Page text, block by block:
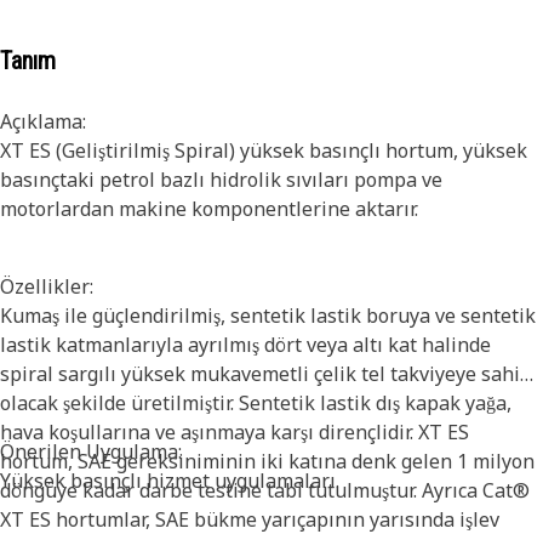
Tanım
Açıklama:
XT ES (Geliştirilmiş Spiral) yüksek basınçlı hortum, yüksek
basınçtaki petrol bazlı hidrolik sıvıları pompa ve
motorlardan makine komponentlerine aktarır.
Özellikler:
Kumaş ile güçlendirilmiş, sentetik lastik boruya ve sentetik
lastik katmanlarıyla ayrılmış dört veya altı kat halinde
spiral sargılı yüksek mukavemetli çelik tel takviyeye sahip
olacak şekilde üretilmiştir. Sentetik lastik dış kapak yağa,
hava koşullarına ve aşınmaya karşı dirençlidir. XT ES
hortum, SAE gereksiniminin iki katına denk gelen 1 milyon
döngüye kadar darbe testine tabi tutulmuştur. Ayrıca Cat®
XT ES hortumlar, SAE bükme yarıçapının yarısında işlev
Önerilen Uygulama:
Yüksek basınçlı hizmet uygulamaları.